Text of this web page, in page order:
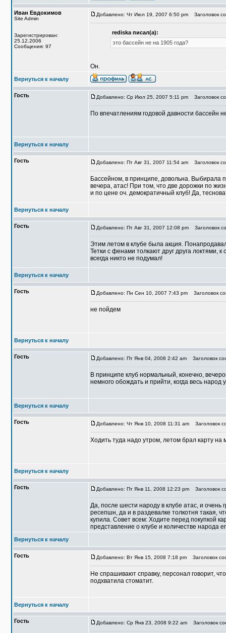
Иван Евдокимов
Site Admin
Зарегистрирован:
25.12.2006
Сообщения: 97
Добавлено: Чт Июл 19, 2007 6:50 pm Заголовок
rediska писал(а):
это бассейн не на 1905 года?
Он.
Вернуться к началу
Гость Добавлено: Ср Июл 25, 2007 5:11 pm Заголовок
По впечатлениям годовой давности бассейн
Вернуться к началу
Гость Добавлено: Пт Авг 31, 2007 11:54 am Заголовок
Бассейном, в принципе, довольна. Выбирала
вечера, атас! При том, что две дорожки по
и по цене оч. демократичный клуб! Да,
Вернуться к началу
Гость Добавлено: Пт Авг 31, 2007 12:08 pm Заголовок
Этим летом в клубе была акция.
Тетки с фенами толкают друг друга локтями,
всегда никто не подумал!
Вернуться к началу
Гость Добавлено: Пн Сен 10, 2007 7:43 pm Заголовок
не пойдем
Вернуться к началу
Гость Добавлено: Пт Янв 04, 2008 2:42 am Заголовок
В принципе клуб нормальный, конечно,
немного обождать и прийти, когда весь народ
Вернуться к началу
Гость Добавлено: Чт Янв 10, 2008 11:31 am Заголовок
Ходить туда надо утром, летом брал карту на
Вернуться к началу
Гость Добавлено: Пт Янв 11, 2008 12:23 pm Заголовок
Да, после шести народу в клубе атас, и очень
ресепшн, да и в раздевалке толкотня такая,
купила. Совет всем: Ходите перед покупкой
представление о клубе и количестве народа
Вернуться к началу
Гость Добавлено: Вт Янв 15, 2008 7:18 pm Заголовок
Не спрашивают справку, персонал говорит,
подхватила стоматит.
Вернуться к началу
Гость Добавлено: Ср Янв 23, 2008 9:22 am Заголовок